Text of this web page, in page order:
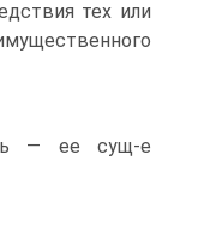
тех или
— ее сущ-е